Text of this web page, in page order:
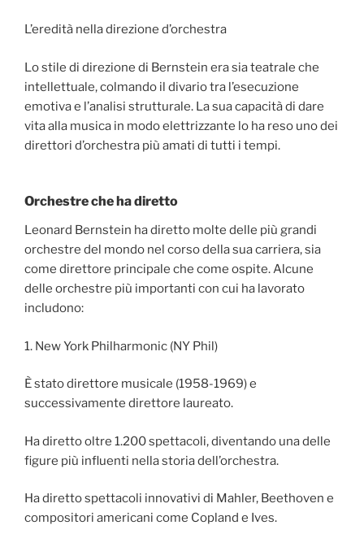
L’eredità nella direzione d’orchestra
Lo stile di direzione di Bernstein era sia teatrale che
intellettuale, colmando il divario tra l’esecuzione
emotiva e l’analisi strutturale. La sua capacità di dare
vita alla musica in modo elettrizzante lo ha reso uno dei
direttori d’orchestra più amati di tutti i tempi.
Orchestre che ha diretto
Leonard Bernstein ha diretto molte delle più grandi
orchestre del mondo nel corso della sua carriera, sia
come direttore principale che come ospite. Alcune
delle orchestre più importanti con cui ha lavorato
includono:
1. New York Philharmonic (NY Phil)
È stato direttore musicale (1958-1969) e
successivamente direttore laureato.
Ha diretto oltre 1.200 spettacoli, diventando una delle
figure più influenti nella storia dell’orchestra.
Ha diretto spettacoli innovativi di Mahler, Beethoven e
compositori americani come Copland e Ives.